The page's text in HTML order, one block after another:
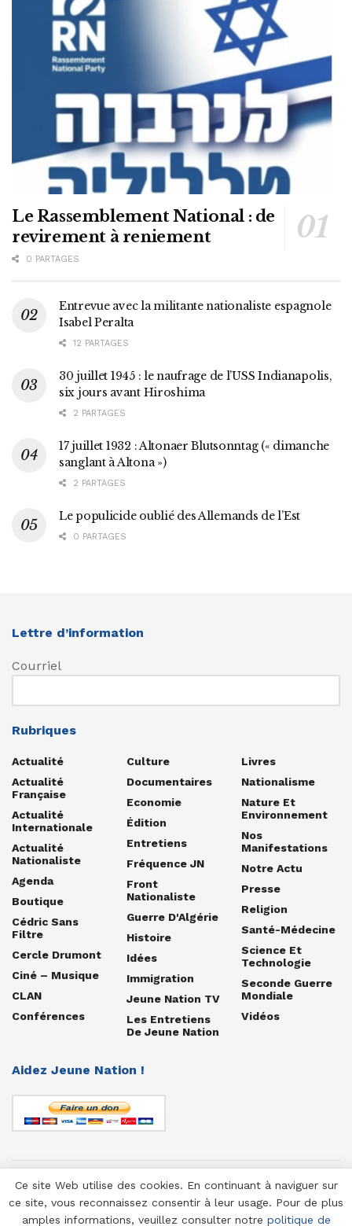
Le Rassemblement National : de
revirement à reniement
0 PARTAGES
Entrevue avec la militante nationaliste espagnole
Isabel Peralta
12 PARTAGES
30 juillet 1945 : le naufrage de l’USS Indianapolis,
six jours avant Hiroshima
2 PARTAGES
17 juillet 1932 : Altonaer Blutsonntag (« dimanche
sanglant à Altona »)
2 PARTAGES
Le populicide oublié des Allemands de l’Est
0 PARTAGES
Lettre d’information
Courriel
Rubriques
Actualité
Actualité
Française
Actualité
Internationale
Actualité
Nationaliste
Agenda
Boutique
Cédric Sans
Filtre
Cercle Drumont
Ciné – Musique
CLAN
Conférences
Culture
Documentaires
Economie
Édition
Entretiens
Fréquence JN
Front
Nationaliste
Guerre D'Algérie
Histoire
Idées
Immigration
Jeune Nation TV
Les Entretiens
De Jeune Nation
Livres
Nationalisme
Nature Et
Environnement
Nos
Manifestations
Notre Actu
Presse
Religion
Santé-Médecine
Science Et
Technologie
Seconde Guerre
Mondiale
Vidéos
Aidez Jeune Nation !
© 1958-2025 Jeune Nation
Ce site Web utilise des cookies. En continuant à naviguer sur
ce site, vous reconnaissez consentir à leur usage. Pour de plus
amples informations, veuillez consulter notre politique de